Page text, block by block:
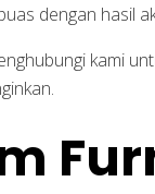
dengan hasil
kami